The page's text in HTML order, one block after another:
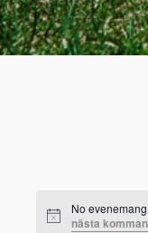
Notis
No
nästa